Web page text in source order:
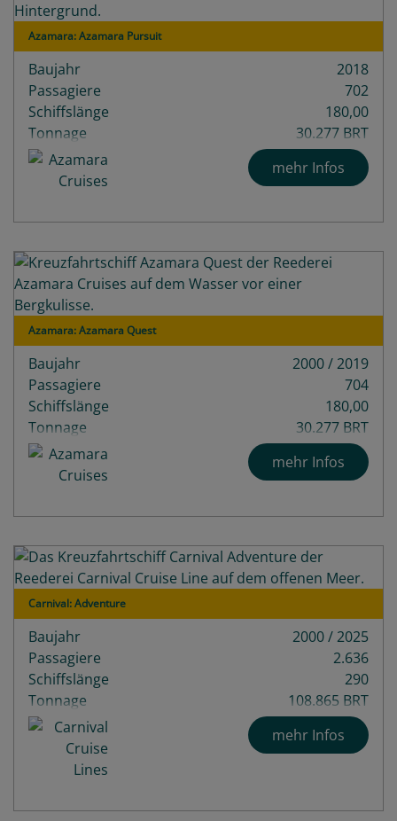
Azamara: Azamara Pursuit
Baujahr
2018
Passagiere
702
Schiffslänge
180,00
Tonnage
30.277 BRT
Decks
9
mehr Infos
Azamara: Azamara Quest
Baujahr
2000 / 2019
Passagiere
704
Schiffslänge
180,00
Tonnage
30.277 BRT
Decks
9
mehr Infos
Carnival: Adventure
Baujahr
2000 / 2025
Passagiere
2.636
Schiffslänge
290
Tonnage
108.865 BRT
mehr Infos